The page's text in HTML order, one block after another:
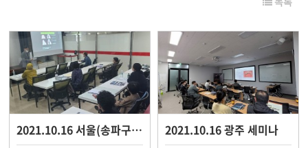
2021.10.16 서울(송파구) 세미나 2021.10.16 광주 세미나